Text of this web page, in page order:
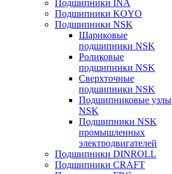
Подшипники INA
Подшипники KOYO
Подшипники NSK
Шариковые
подшипники NSK
Роликовые
подшипники NSK
Сверхточные
подшипники NSK
Подшипниковые узлы
NSK
Подшипники NSK
промышленных
электродвигателей
Подшипники DINROLL
Подшипники CRAFT